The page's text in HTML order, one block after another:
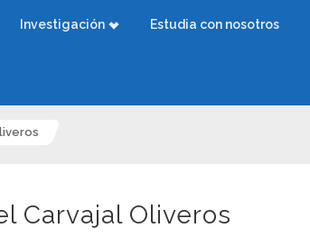
Investigación Estudia con nosotros
Carvajal Oliveros